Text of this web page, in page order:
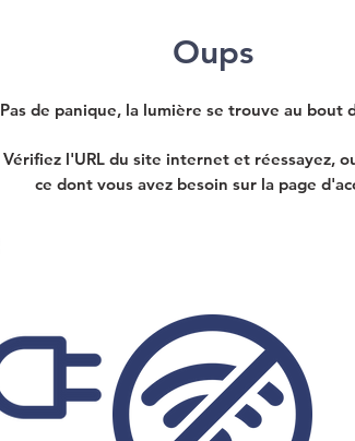
Oups
Pas de panique, la lumière se trouve au bout
Vérifiez l'URL du site internet et réessayez,
ce dont vous avez besoin sur la page